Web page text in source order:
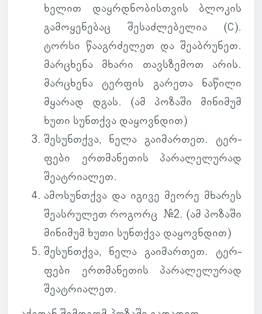
ხელით დაყ­რდნო­ბის­თვის ბლო­კის
გა­მო­ყე­ნე­ბაც შე­საძ­ლე­ბე­ლია (C).
ტორსი წა­აგ­რძე­ლეთ და შე­აბ­რუ­ნეთ.
მარ­ცხენა მხარი თავსზე­მოთ არის.
მარ­ცხენა ტერ­ფის გა­რეთა ნა­წილი
მყა­რად დგას. (ამ პო­ზაში მი­ნი­მუმ
ხუთი სუნ­თქვა და­ყოვ­ნდით)
შე­სუნ­თქვა, ნელა გა­ი­მარ­თეთ. ტერ­
ფები ერ­თმა­ნე­თის პა­რა­ლე­ლუ­რად
შე­ატ­რი­ა­ლეთ.
ამო­სუნ­თქვა და იგივე მეორე მხა­რეს
შე­ას­რუ­ლეთ რო­გორც #2. (ამ პო­ზაში
მი­ნი­მუმ ხუთი სუნ­თქვა და­ყოვ­ნდით)
შე­სუნ­თქვა, ნელა გა­ი­მარ­თეთ. ტერ­
ფები ერ­თმა­ნე­თის პა­რა­ლე­ლუ­რად
შე­ატ­რი­ა­ლეთ.